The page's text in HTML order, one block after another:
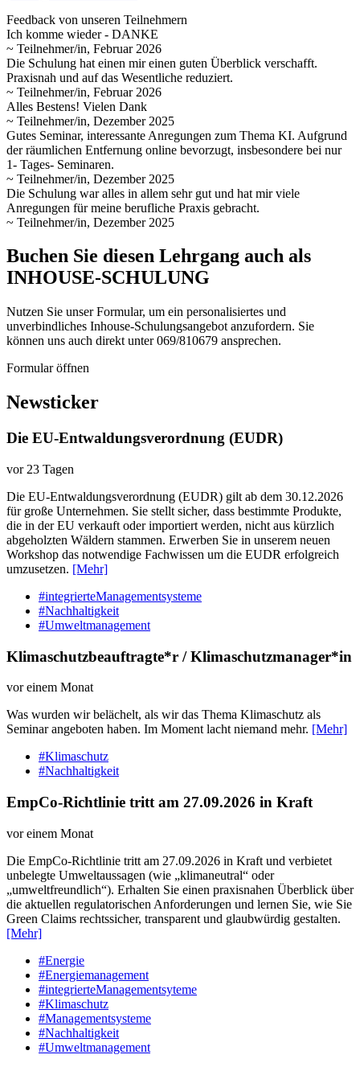
Feedback von unseren Teilnehmern
Ich komme wieder - DANKE
~ Teilnehmer/in, Februar 2026
Die Schulung hat einen mir einen guten Überblick verschafft.
Praxisnah und auf das Wesentliche reduziert.
~ Teilnehmer/in, Februar 2026
Alles Bestens! Vielen Dank
~ Teilnehmer/in, Dezember 2025
Gutes Seminar, interessante Anregungen zum Thema KI. Aufgrund
der räumlichen Entfernung online bevorzugt, insbesondere bei nur
1- Tages- Seminaren.
~ Teilnehmer/in, Dezember 2025
Die Schulung war alles in allem sehr gut und hat mir viele
Anregungen für meine berufliche Praxis gebracht.
~ Teilnehmer/in, Dezember 2025
Buchen Sie diesen Lehrgang auch als
INHOUSE-SCHULUNG
Nutzen Sie unser Formular, um ein personalisiertes und
unverbindliches Inhouse-Schulungs­angebot anzufordern. Sie
können uns auch direkt unter 069/810679 ansprechen.
Formular öffnen
Newsticker
Die EU-Entwaldungsverordnung (EUDR)
vor 23 Tagen
Die EU-Entwaldungsverordnung (EUDR) gilt ab dem 30.12.2026
für große Unternehmen. Sie stellt sicher, dass bestimmte Produkte,
die in der EU verkauft oder importiert werden, nicht aus kürzlich
abgeholzten Wäldern stammen. Erwerben Sie in unserem neuen
Workshop das notwendige Fachwissen um die EUDR erfolgreich
umzusetzen. [Mehr]
#integrierteManagementsysteme
#Nachhaltigkeit
#Umweltmanagement
Klimaschutzbeauftragte*r / Klimaschutzmanager*in
vor einem Monat
Was wurden wir belächelt, als wir das Thema Klimaschutz als
Seminar angeboten haben. Im Moment lacht niemand mehr. [Mehr]
#Klimaschutz
#Nachhaltigkeit
EmpCo-Richtlinie tritt am 27.09.2026 in Kraft
vor einem Monat
Die EmpCo-Richtlinie tritt am 27.09.2026 in Kraft und verbietet
unbelegte Umweltaussagen (wie „klimaneutral“ oder
„umweltfreundlich“). Erhalten Sie einen praxisnahen Überblick über
die aktuellen regulatorischen Anforderungen und lernen Sie, wie Sie
Green Claims rechtssicher, transparent und glaubwürdig gestalten.
[Mehr]
#Energie
#Energiemanagement
#integrierteManagementsyteme
#Klimaschutz
#Managementsysteme
#Nachhaltigkeit
#Umweltmanagement